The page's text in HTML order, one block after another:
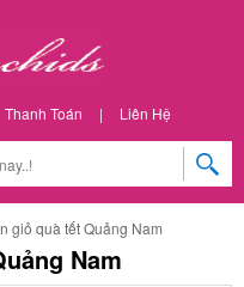
Thanh Toán | Liên Hệ
giỏ quà tết Quảng Nam
Nam